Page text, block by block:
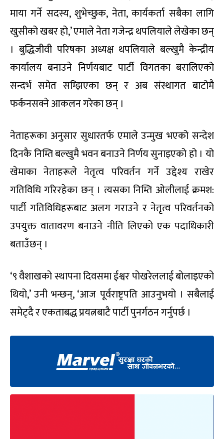
माया गर्ने सदस्य, शुभेच्छुक, नेता, कार्यकर्ता सबैका लागि
खुसीको खबर हो,’ एमाले नेता गजेन्द्र थपलियाले लेखेका छन्
। बुद्धिजीवी परिषका अध्यक्ष थपलियाले बल्खुमै केन्द्रीय
कार्यालय बनाउने निर्णयबाट पार्टी विगतका बरालिएको
सन्दर्भ समेत सम्झिएका छन् र अब संस्थागत बाटोमै
फर्कनसक्ने आकलन गरेका छन् ।
नेताहरूका अनुसार सुधारतर्फ एमाले उन्मुख भएको सन्देश
दिनकै निम्ति बल्खुमै भवन बनाउने निर्णय सुनाइएको हो । यो
खेमाका नेताहरूले नेतृत्व परिवर्तन गर्ने उद्देश्य राखेर
गतिविधि गरिरहेका छन् । त्यसका निम्ति ओलीलाई क्रमश:
पार्टी गतिविधिहरूबाट अलग गराउने र नेतृत्व परिवर्तनको
उपयुक्त वातावरण बनाउने नीति लिएको एक पदाधिकारी
बताउँछन् ।
‘९ वैशाखको स्थापना दिवसमा ईश्वर पोखरेललाई बोलाइएको
थियो,’ उनी भन्छन्, ‘आज पूर्वराष्ट्रपति आउनुभयो । सबैलाई
समेट्दै र एकताबद्ध प्रयत्नबाटै पार्टी पुनर्गठन गर्नुपर्छ ।